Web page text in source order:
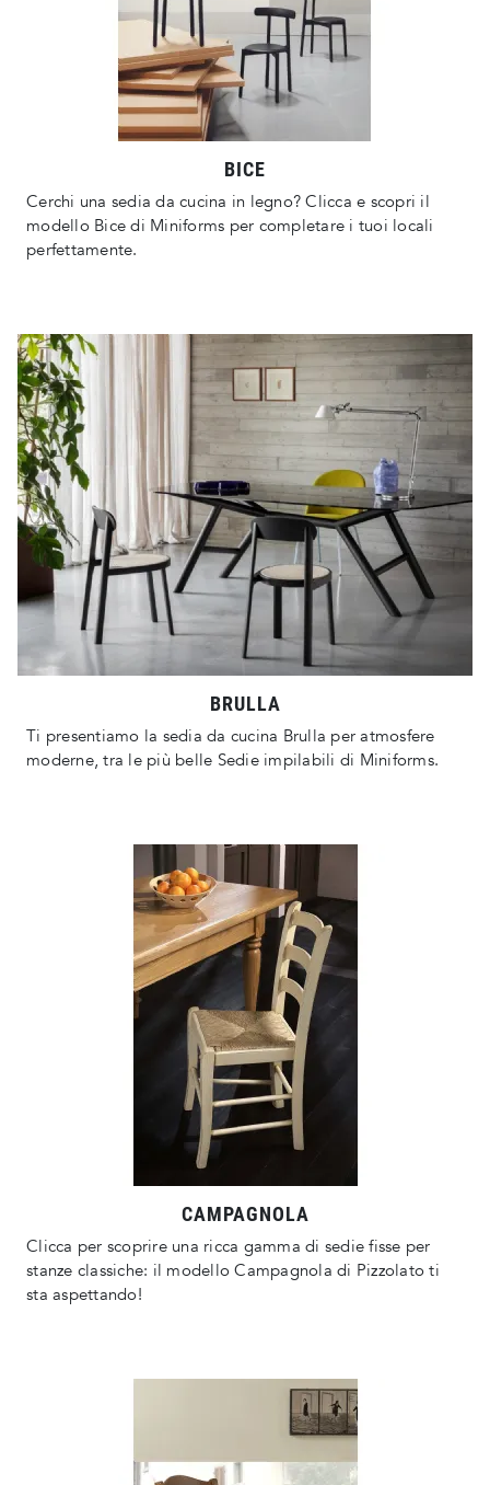
BICE
Cerchi una sedia da cucina in legno? Clicca e scopri il
modello Bice di Miniforms per completare i tuoi locali
perfettamente.
BRULLA
Ti presentiamo la sedia da cucina Brulla per atmosfere
moderne, tra le più belle Sedie impilabili di Miniforms.
CAMPAGNOLA
Clicca per scoprire una ricca gamma di sedie fisse per
stanze classiche: il modello Campagnola di Pizzolato ti
sta aspettando!